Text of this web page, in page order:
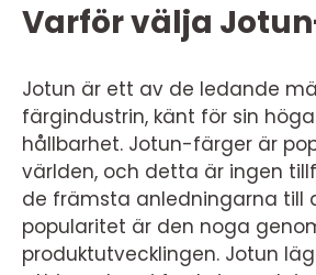
Varför välja
Jotun är ett av de ledande
färgindustrin, känt för sin
hållbarhet. Jotun-färger är
världen, och detta är ingen
de främsta anledningarna till
popularitet är den noga
produktutvecklingen. Jotun